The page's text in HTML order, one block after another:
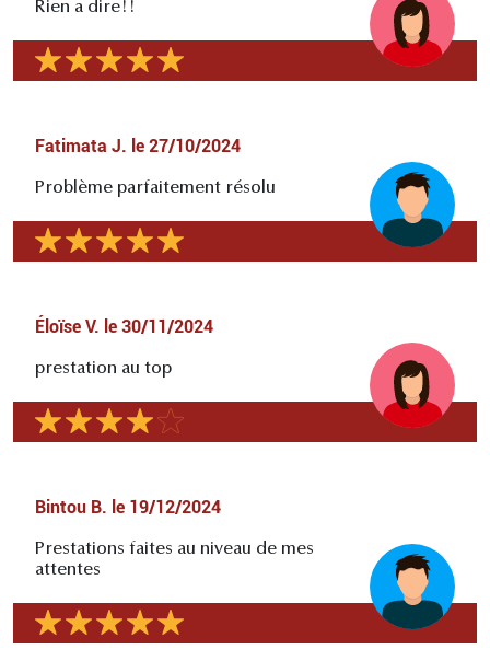
Rien a dire!!
Fatimata J. le 27/10/2024
Problème parfaitement résolu
Éloïse V. le 30/11/2024
prestation au top
Bintou B. le 19/12/2024
Prestations faites au niveau de mes
attentes